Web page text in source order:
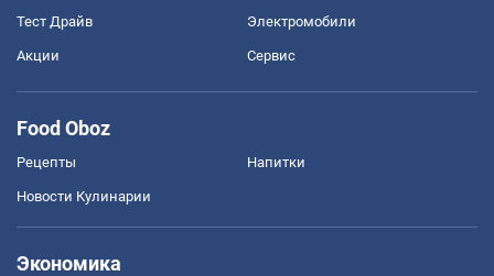
Тест Драйв Электромобили
Акции Сервис
Food Oboz
Рецепты Напитки
Новости Кулинарии
Экономика